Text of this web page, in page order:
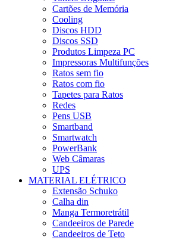
Cartões de Memória
Cooling
Discos HDD
Discos SSD
Produtos Limpeza PC
Impressoras Multifunções
Ratos sem fio
Ratos com fio
Tapetes para Ratos
Redes
Pens USB
Smartband
Smartwatch
PowerBank
Web Câmaras
UPS
MATERIAL ELÉTRICO
Extensão Schuko
Calha din
Manga Termoretrátil
Candeeiros de Parede
Candeeiros de Teto